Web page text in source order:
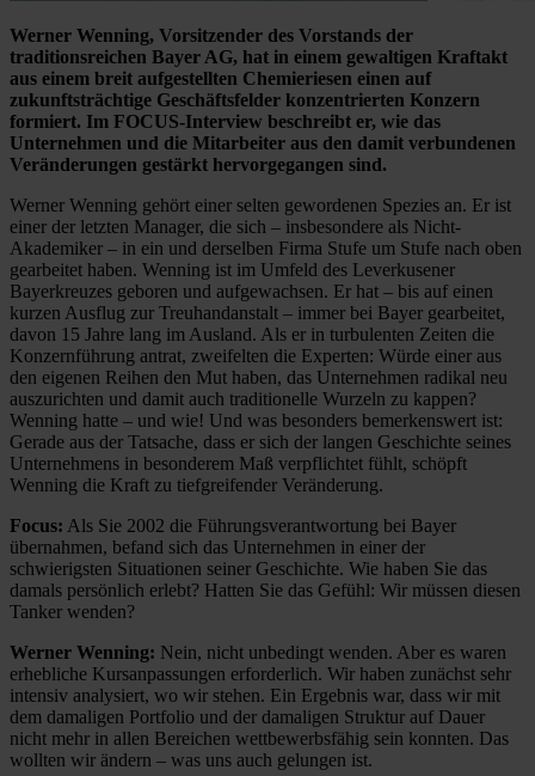
Werner Wenning, Vorsitzender des Vorstands der
traditionsreichen Bayer AG, hat in einem gewaltigen Kraftakt
aus einem breit aufgestellten Chemieriesen einen auf
zukunftsträchtige Geschäftsfelder konzentrierten Konzern
formiert. Im FOCUS-Interview beschreibt er, wie das
Unternehmen und die Mitarbeiter aus den damit verbundenen
Veränderungen gestärkt hervorgegangen sind.
Werner Wenning gehört einer selten gewordenen Spezies an. Er ist
einer der letzten Manager, die sich – insbesondere als Nicht-
Akademiker – in ein und derselben Firma Stufe um Stufe nach oben
gearbeitet haben. Wenning ist im Umfeld des Leverkusener
Bayerkreuzes geboren und aufgewachsen. Er hat – bis auf einen
kurzen Ausflug zur Treuhandanstalt – immer bei Bayer gearbeitet,
davon 15 Jahre lang im Ausland. Als er in turbulenten Zeiten die
Konzernführung antrat, zweifelten die Experten: Würde einer aus
den eigenen Reihen den Mut haben, das Unternehmen radikal neu
auszurichten und damit auch traditionelle Wurzeln zu kappen?
Wenning hatte – und wie! Und was besonders bemerkenswert ist:
Gerade aus der Tatsache, dass er sich der langen Geschichte seines
Unternehmens in besonderem Maß verpflichtet fühlt, schöpft
Wenning die Kraft zu tiefgreifender Veränderung.
Focus: Als Sie 2002 die Führungsverantwortung bei Bayer
übernahmen, befand sich das Unternehmen in einer der
schwierigsten Situationen seiner Geschichte. Wie haben Sie das
damals persönlich erlebt? Hatten Sie das Gefühl: Wir müssen diesen
Tanker wenden?
Werner Wenning: Nein, nicht unbedingt wenden. Aber es waren
erhebliche Kursanpassungen erforderlich. Wir haben zunächst sehr
intensiv analysiert, wo wir stehen. Ein Ergebnis war, dass wir mit
dem damaligen Portfolio und der damaligen Struktur auf Dauer
nicht mehr in allen Bereichen wettbewerbsfähig sein konnten. Das
wollten wir ändern – was uns auch gelungen ist.